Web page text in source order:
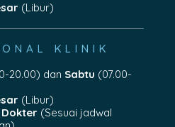
(Libur)
KLINIK
20.00) dan Sabtu (07.00-
(Libur)
(Sesuai jadwal